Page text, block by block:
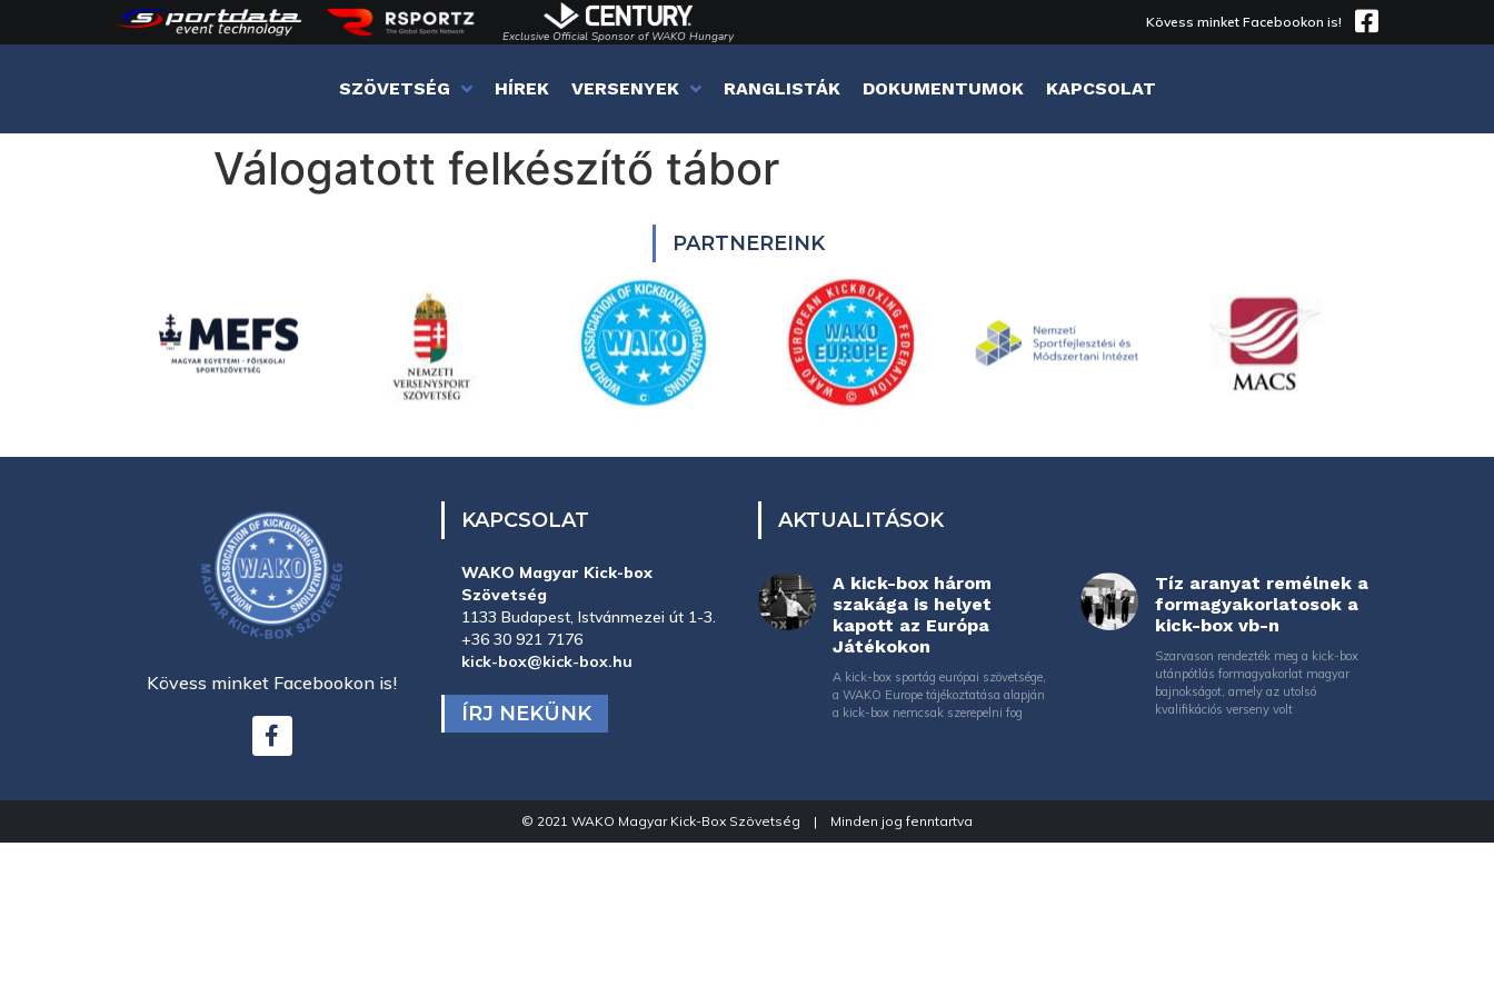
Exclusive Official Sponsor of WAKO Hungary
Kövess minket Facebookon is!
SZÖVETSÉG HÍREK VERSENYEK RANGLISTÁK DOKUMENTUMOK KAPCSOLAT
Válogatott felkészítő tábor
PARTNEREINK
Kövess minket Facebookon is!
KAPCSOLAT
WAKO Magyar Kick-box
Szövetség
1133 Budapest, Istvánmezei út 1-3.
+36 30 921 7176
kick-box@kick-box.hu
ÍRJ NEKÜNK
AKTUALITÁSOK
A kick-box három
szakága is helyet
kapott az Európa
Játékokon
A kick-box sportág európai szövetsége,
a WAKO Europe tájékoztatása alapján
a kick-box nemcsak szerepelni fog
Tíz aranyat remélnek a
formagyakorlatosok a
kick-box vb-n
Szarvason rendezték meg a kick-box
utánpótlás formagyakorlat magyar
bajnokságot, amely az utolsó
kvalifikációs verseny volt
© 2021 WAKO Magyar Kick-Box Szövetség | Minden jog fenntartva